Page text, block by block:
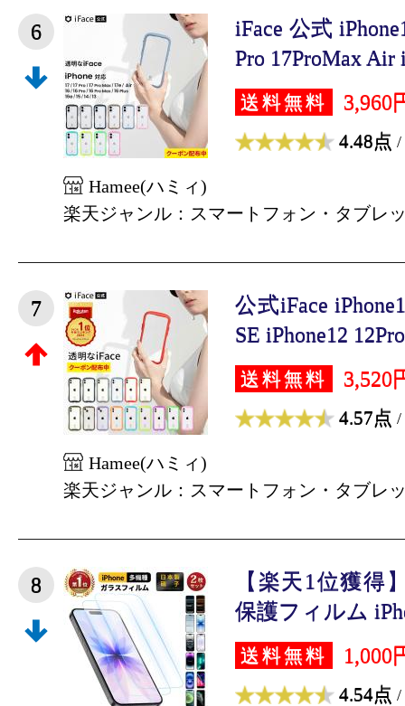
6
iFace 公式
Pro 17ProMax Air
送料無料 3,960
4.48点 /
Hamee(ハミィ)
楽天ジャンル：スマートフォン・タブレ
7
公式iFace
SE iPhone12
送料無料 3,520
4.57点 /
Hamee(ハミィ)
楽天ジャンル：スマートフォン・タブレ
8
【楽天1位獲得
保護フィルム
送料無料 1,000
4.54点 /